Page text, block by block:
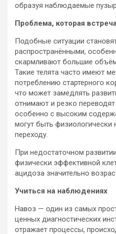
образуя наблюдаемые
Проблема, которая
Подобные ситуации
распространёнными,
скармливают большие
Такие телята часто имеют
потреблению стартерного
что может замедлять
отнимают и резко
особенно с высоким
могут быть физиологически
переходу.
При недостаточном
физически эффективной
ацидоза значительно
Учиться на наблюдениях
Навоз — один из самых
ценных диагностических
отражает процессы,